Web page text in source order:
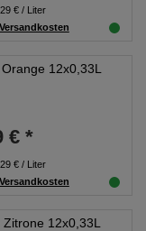
€ / Liter
Versandkosten
12x0,33L
€ *
€ / Liter
Versandkosten
12x0,33L